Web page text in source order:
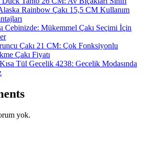
Rainbow Çakı 15,5 CM Kullanım
Cebinizde: Mükemmel Çakı Seçimi İçin
Çakı 21 CM: Çok Fonksiyonlu
Çakı Fiyatı
Tül Gecelik 4238: Gecelik Modasında
yok.